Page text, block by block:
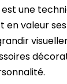
est une
en valeur